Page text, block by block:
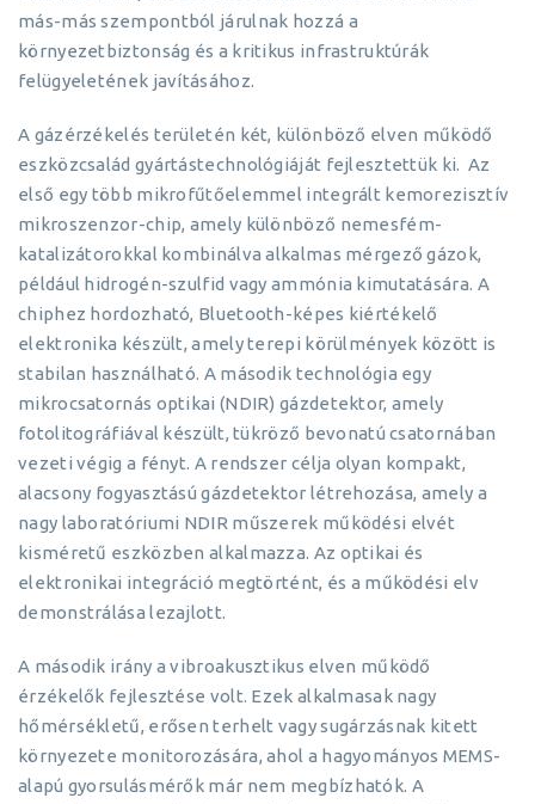
más-más szempontból járulnak hozzá a
környezetbiztonság és a kritikus infrastruktúrák
felügyeletének javításához.
A gázérzékelés területén két, különböző elven működő
eszközcsalád gyártástechnológiáját fejlesztettük ki. Az
első egy több mikrofűtőelemmel integrált kemorezisztív
mikroszenzor-chip, amely különböző nemesfém-
katalizátorokkal kombinálva alkalmas mérgező gázok,
például hidrogén-szulfid vagy ammónia kimutatására. A
chiphez hordozható, Bluetooth-képes kiértékelő
elektronika készült, amely terepi körülmények között is
stabilan használható. A második technológia egy
mikrocsatornás optikai (NDIR) gázdetektor, amely
fotolitográfiával készült, tükröző bevonatú csatornában
vezeti végig a fényt. A rendszer célja olyan kompakt,
alacsony fogyasztású gázdetektor létrehozása, amely a
nagy laboratóriumi NDIR műszerek működési elvét
kisméretű eszközben alkalmazza. Az optikai és
elektronikai integráció megtörtént, és a működési elv
demonstrálása lezajlott.
A második irány a vibroakusztikus elven működő
érzékelők fejlesztése volt. Ezek alkalmasak nagy
hőmérsékletű, erősen terhelt vagy sugárzásnak kitett
környezete monitorozására, ahol a hagyományos MEMS-
alapú gyorsulásmérők már nem megbízhatók. A